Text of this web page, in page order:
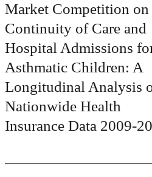
Market Competition on
Continuity of Care and
Hospital Admissions
Asthmatic Children: A
Longitudinal Analysis
Nationwide Health
Insurance Data 2009-